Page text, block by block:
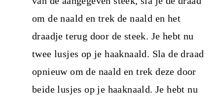
om de naald en trek de naald en het
draadje terug door de steek. Je hebt nu
twee lusjes op je haaknaald. Sla de draad
opnieuw om de naald en trek deze door
beide lusjes op je haaknaald. Je hebt nu